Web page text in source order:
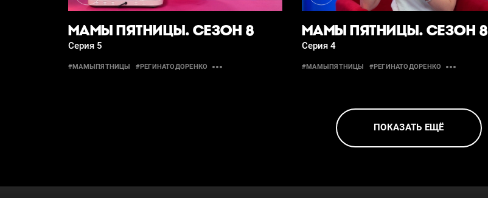
МАМЫ ПЯТНИЦЫ. СЕЗОН 8
Серия 5
#МАМЫПЯТНИЦЫ #РЕГИНАТОДОРЕНКО
МАМЫ ПЯТНИЦЫ. СЕЗОН 8
Серия 4
#МАМЫПЯТНИЦЫ #РЕГИНАТОДОРЕНКО
ПОКАЗАТЬ ЕЩЁ